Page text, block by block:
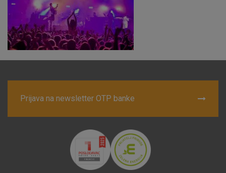
Prijava na newsletter OTP banke
Prihvaćam upotrebu navedenih kolačića
ne mogu se isključiti u našim sustavima. Uobičajeno se
možete postaviti da blokira te kolačiće ili pošalje upozorenje
o njima, ali u tom slučaju neki dijelovi stranice neće raditi. Ti
kolačići ne pohranjuju nikakve informacije koje bi vas mogle